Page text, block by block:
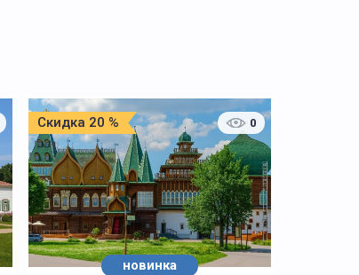
Скидка 20 % 0
новинка